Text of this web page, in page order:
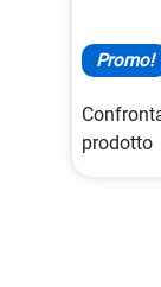
Promo!
prodotto